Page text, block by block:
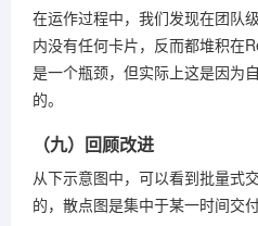
在运作过程中，我们发现在团队
内没有任何卡片，反而都堆积在
是一个瓶颈，但实际上这是因
的。
（九）回顾改进
从下示意图中，可以看到批量式
的，散点图是集中于某一时间交付